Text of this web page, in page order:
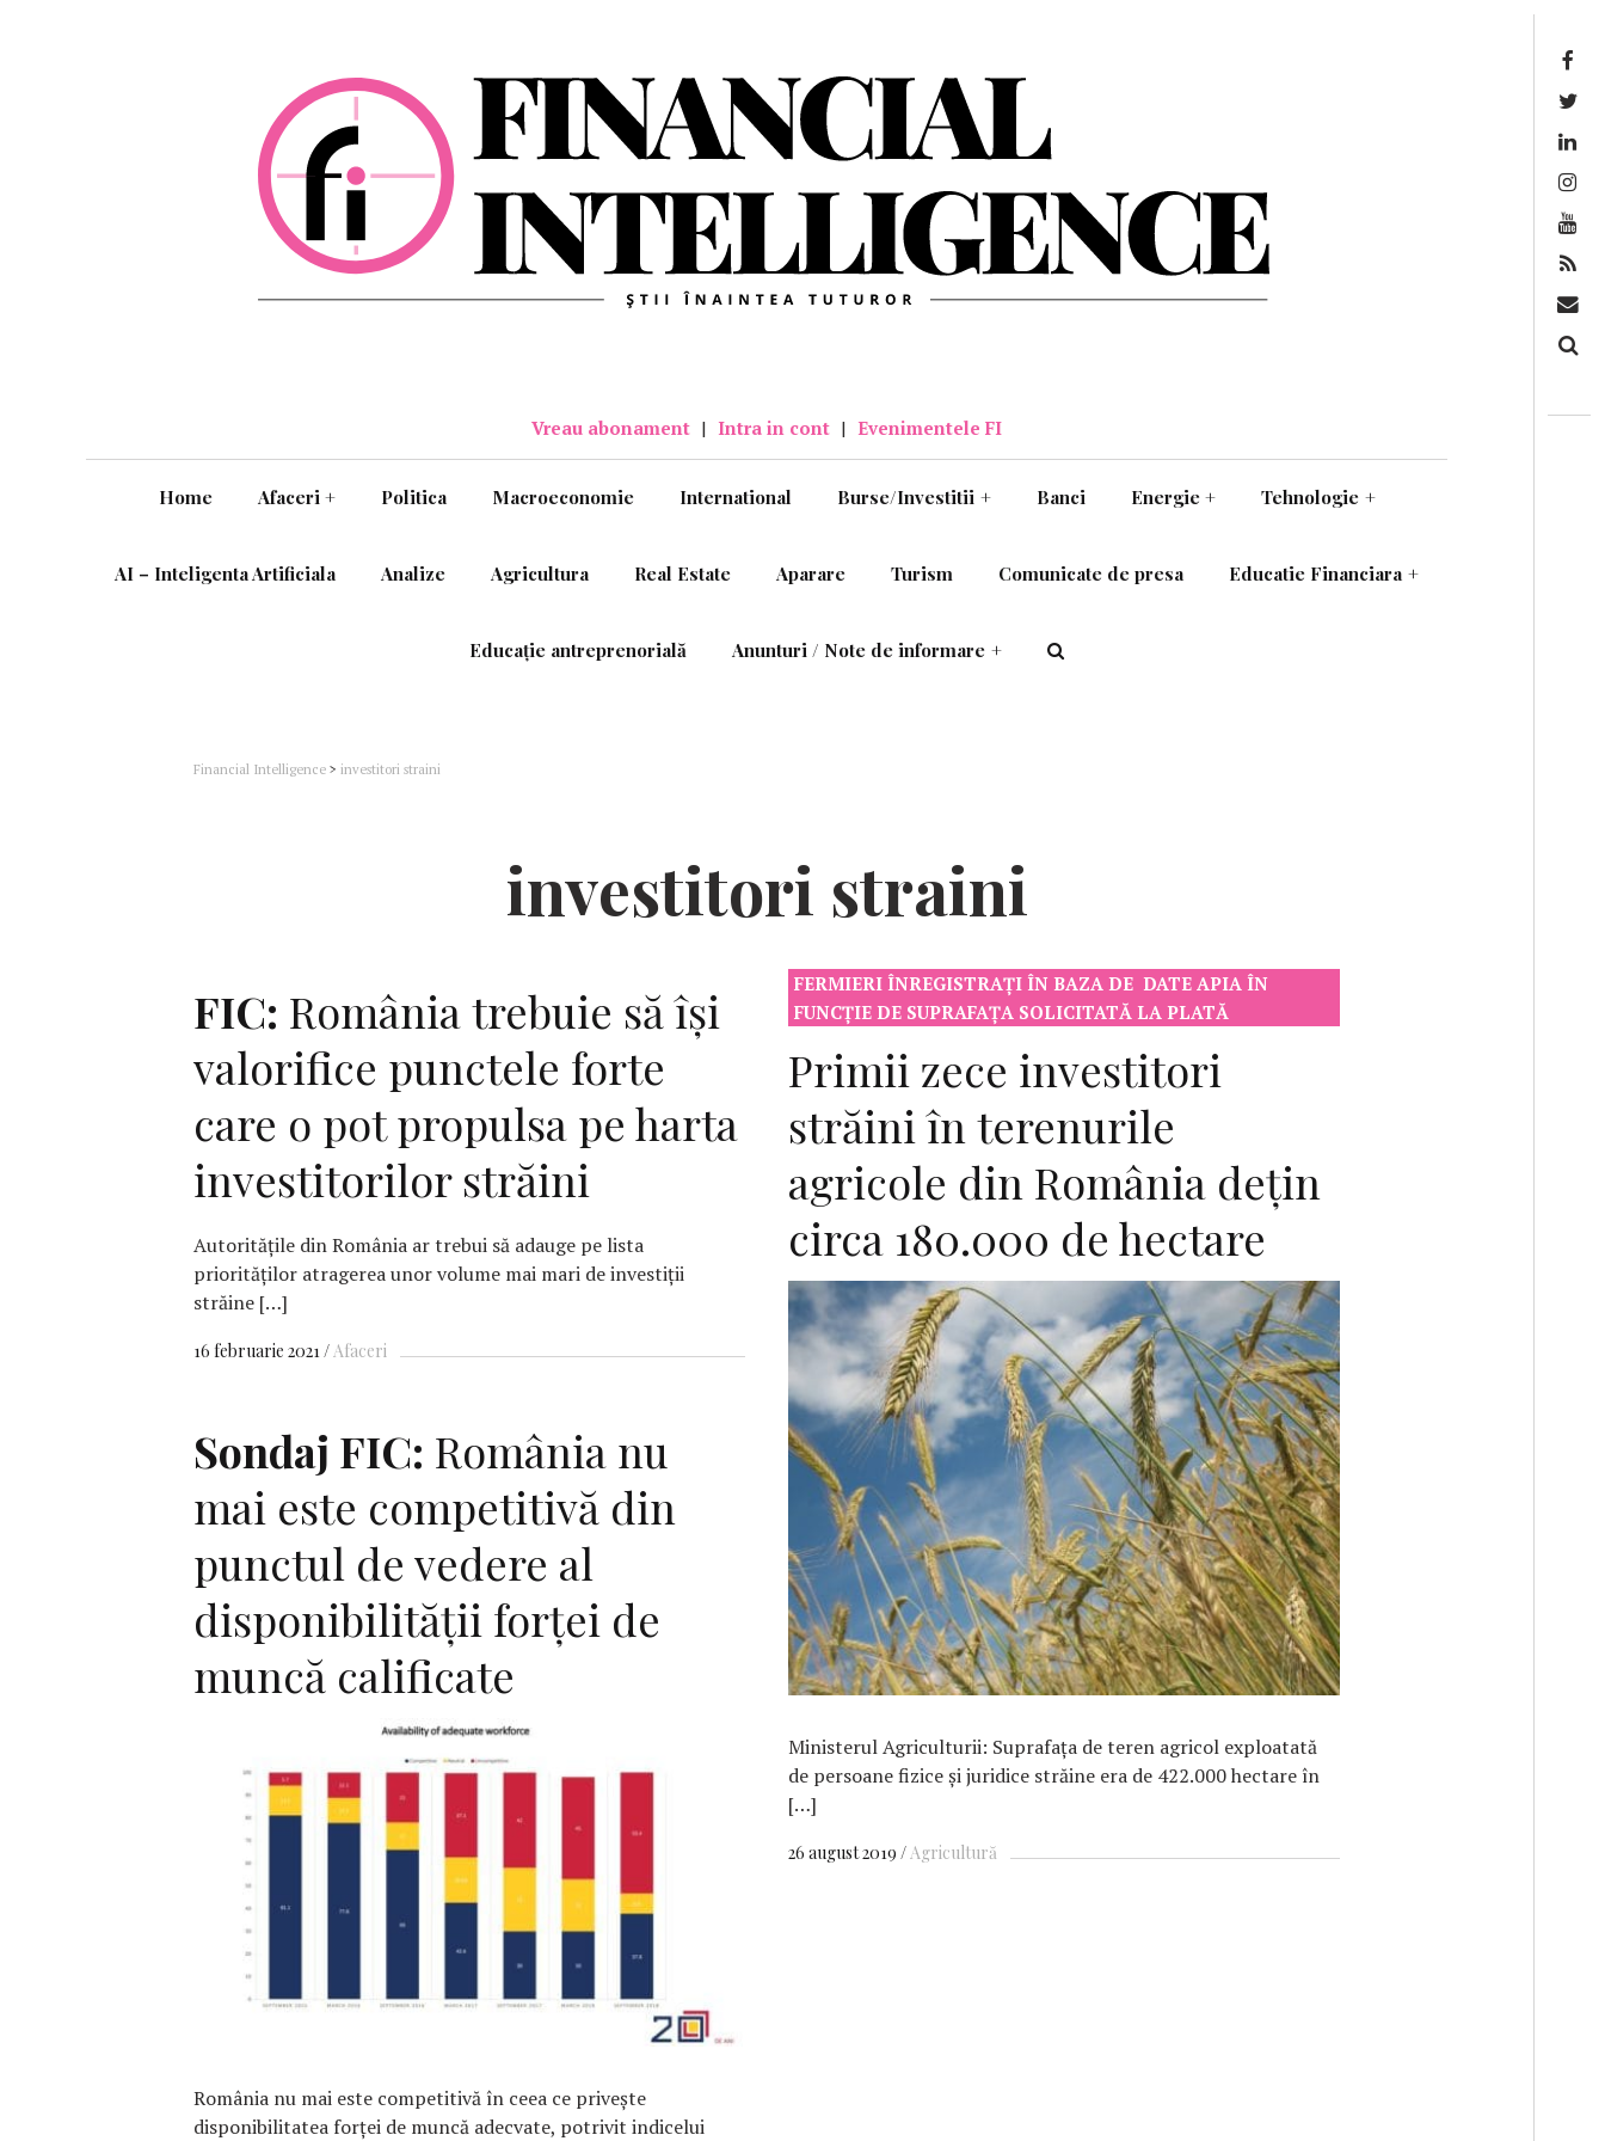
Vreau abonament | Intra in cont | Evenimentele FI
Home Afaceri + Politica Macroeconomie International Burse/Investitii + Banci Energie + Tehnologie +
AI – Inteligenta Artificiala Analize Agricultura Real Estate Aparare Turism Comunicate de presa Educatie Financiara +
Educație antreprenorială Anunturi / Note de informare +
Financial Intelligence > investitori straini
investitori straini
FIC: România trebuie să îşi
valorifice punctele forte
care o pot propulsa pe harta
investitorilor străini
Autorităţile din România ar trebui să adauge pe lista
priorităţilor atragerea unor volume mai mari de investiţii
străine […]
16 februarie 2021 Afaceri
FERMIERI ÎNREGISTRAŢI ÎN BAZA DE DATE APIA ÎN
FUNCŢIE DE SUPRAFAŢA SOLICITATĂ LA PLATĂ
Primii zece investitori
străini în terenurile
agricole din România deţin
circa 180.000 de hectare
F
Ministerul Agriculturii: Suprafaţa de teren agricol exploatată
de persoane fizice şi juridice străine era de 422.000 hectare în
[…]
26 august 2019 Agricultură
Sondaj FIC: România nu
mai este competitivă din
punctul de vedere al
disponibilităţii forţei de
muncă calificate
F
România nu mai este competitivă în ceea ce privește
disponibilitatea forței de muncă adecvate, potrivit indicelui